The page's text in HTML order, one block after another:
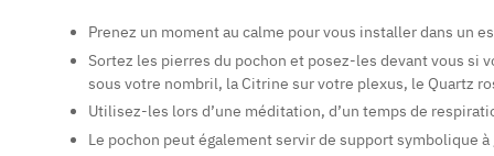
Prenez un moment au calme pour vous installer dans un
Sortez les pierres du pochon et posez-les devant vous si
sous votre nombril, la Citrine sur votre plexus, le Quartz
Utilisez-les lors d’une méditation, d’un temps de
Le pochon peut également servir de support symbolique